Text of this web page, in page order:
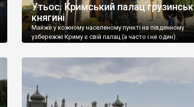
Утьос. Кримський палац
княгині
Майже у кожному населеному пункті на південному
узбережжі Криму є свій палац (а часто і не один).